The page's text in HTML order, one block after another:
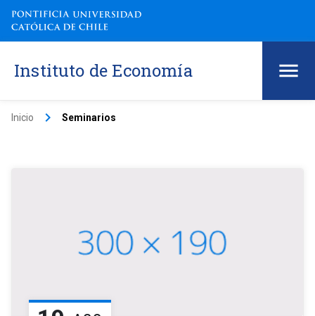
Instituto de Economía
Inicio keyboard_arrow_right Seminarios